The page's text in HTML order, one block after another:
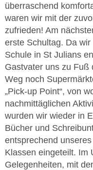
überraschend
waren wir mit der
zufrieden! Am
erste Schultag. Da
Schule in St Julians
Gastvater uns zu Fuß
Weg noch
„Pick-up Point“, von
nachmittäglichen
wurden wir wieder in
Bücher und
entsprechend
Klassen eingeteilt. Im
Gelegenheiten, mit